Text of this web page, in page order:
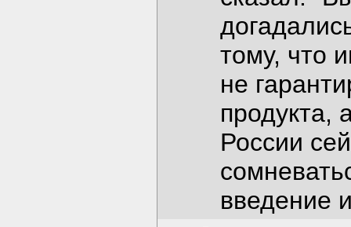
тому, что
не
продукта,
России
введение